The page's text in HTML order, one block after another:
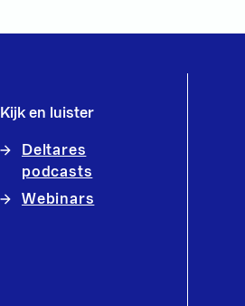
Kijk en luister
Deltares
podcasts
Webinars